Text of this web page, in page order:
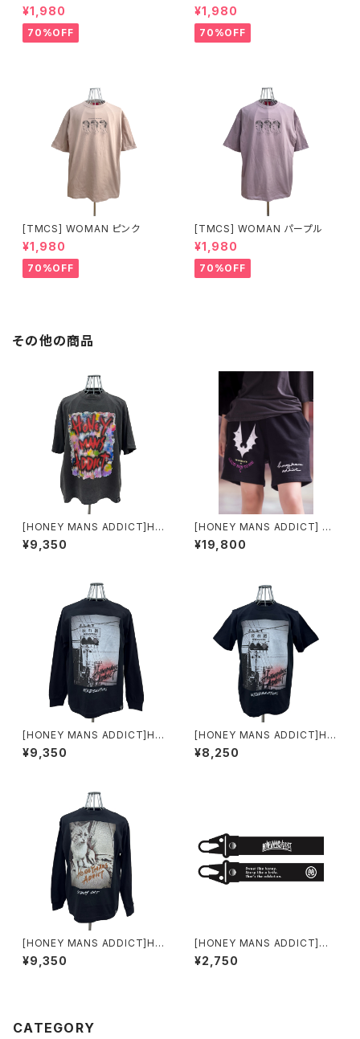
¥1,980
70%OFF
¥1,980
70%OFF
[TMCS] WOMAN ピンク
¥1,980
70%OFF
[TMCS] WOMAN パープル
¥1,980
70%OFF
その他の商品
[HONEY MANS ADDICT]HM
A TWN Graphic T
¥9,350
[HONEY MANS ADDICT] G
OOD DAY TO DIE ハーフパン
ツ
¥19,800
[HONEY MANS ADDICT]HM
A CAMP Photo L/S T INTER
SECTION
¥9,350
[HONEY MANS ADDICT]HM
A CAMP Photo T INTERSE
CTION
¥8,250
[HONEY MANS ADDICT]HM
A CAMP Photo L/S T STRA
Y CAT
¥9,350
[HONEY MANS ADDICT]キ
ーストラップ
¥2,750
CATEGORY